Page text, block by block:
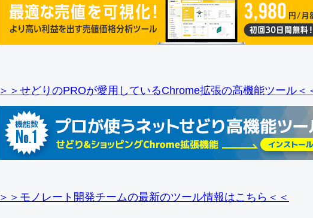
＞＞せどりのPROが愛用しているChrome拡張の高機能ツール＜
＞＞モノレート開発チームの最新のツール情報はこちら＜＜